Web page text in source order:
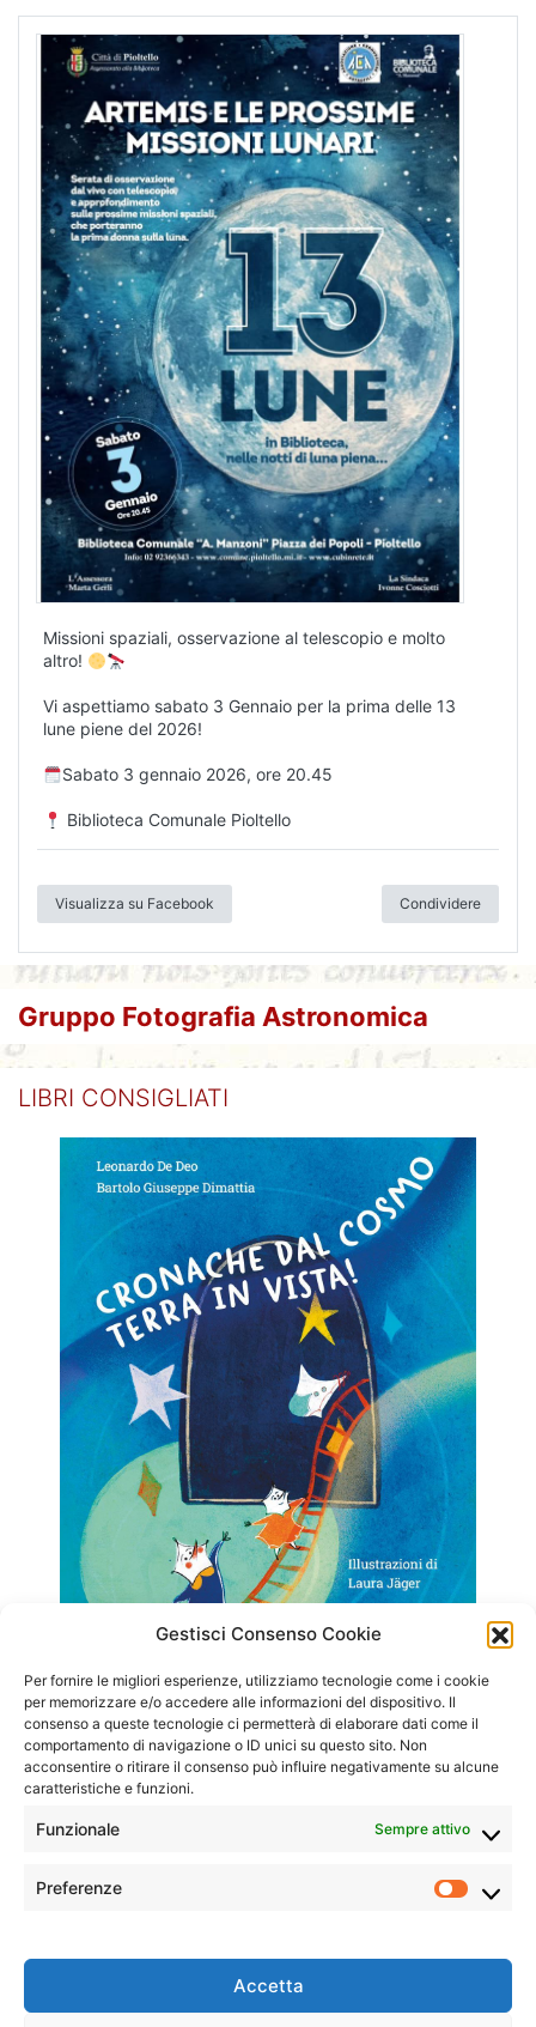
Gestisci Consenso Cookie
Per fornire le migliori esperienze, utilizziamo tecnologie come i cookie
per memorizzare e/o accedere alle informazioni del dispositivo. Il
consenso a queste tecnologie ci permetterà di elaborare dati come il
comportamento di navigazione o ID unici su questo sito. Non
acconsentire o ritirare il consenso può influire negativamente su alcune
caratteristiche e funzioni.
Funzionale Sempre attivo
Preferenze
Accetta
altro!
lune piene del 2026!
Visualizza su Facebook Condividere
Gruppo Fotografia Astronomica
LIBRI CONSIGLIATI
Rendiconto 2x1000 IRPEF - anno 2016
Copyright 2026 Associazione Cernuschese Astrofili - C.F.:
97202000150